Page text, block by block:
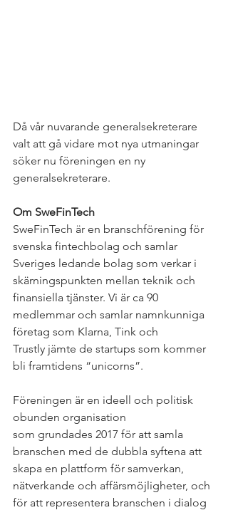
Då vår nuvarande generalsekreterare
valt att gå vidare mot nya utmaningar
söker nu föreningen en ny
generalsekreterare.
Om SweFinTech
SweFinTech är en branschförening för
svenska fintechbolag och samlar
Sveriges ledande bolag som verkar i
skärningspunkten mellan teknik och
finansiella tjänster. Vi är ca 90
medlemmar och samlar namnkunniga
företag som Klarna, Tink och
Trustly jämte de startups som kommer
bli framtidens “unicorns”.
Föreningen är en ideell och politisk
obunden organisation
som grundades 2017 för att samla
branschen med de dubbla syftena att
skapa en plattform för samverkan,
nätverkande och affärsmöjligheter, och
för att representera branschen i dialog